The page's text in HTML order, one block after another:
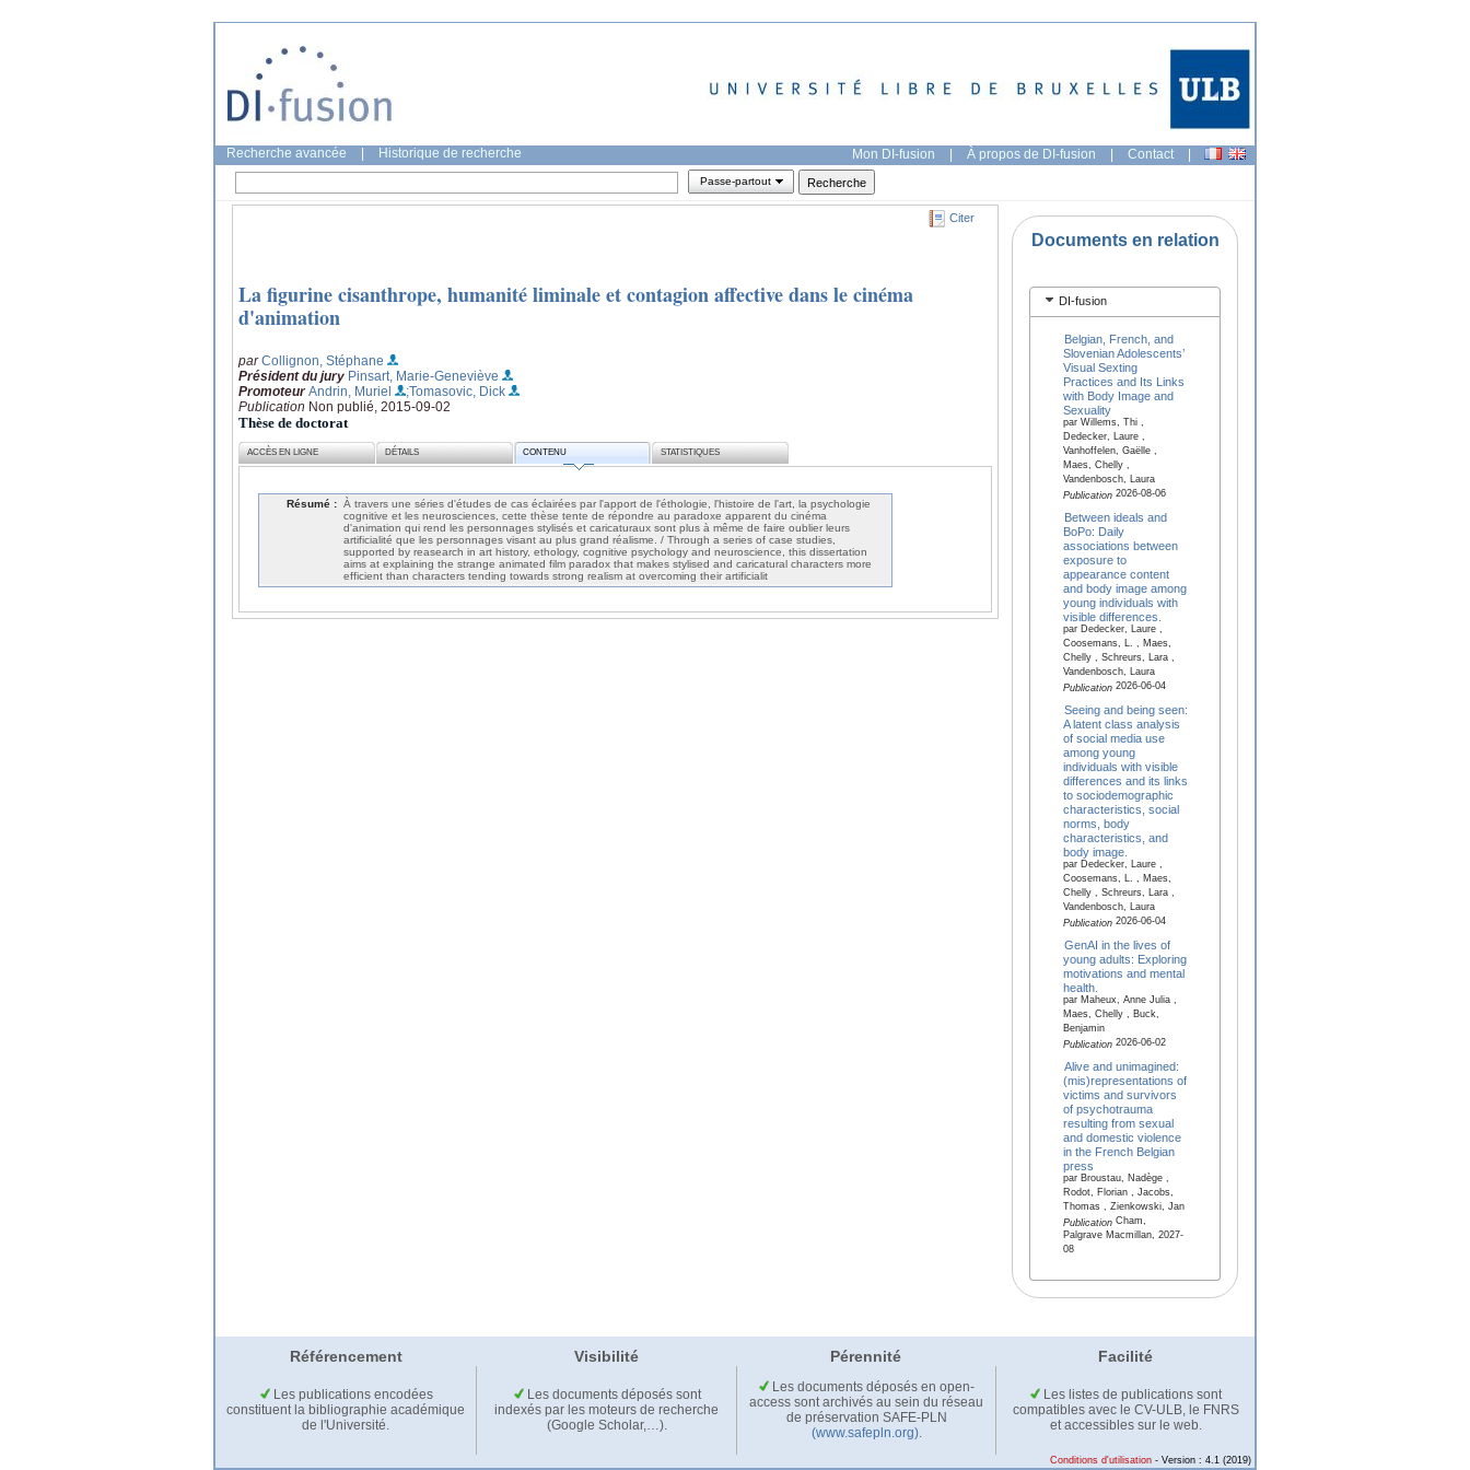
Recherche avancée Historique de recherche Mon DI-fusion | À propos de DI-fusion | Contact |
Passe-partout
Citer
La figurine cisanthrope, humanité liminale et contagion affective dans le cinéma
d'animation
parCollignon, Stéphane
Président du jury Pinsart, Marie-Geneviève
Promoteur Andrin, Muriel
;Tomasovic, Dick
Publication Non publié, 2015-09-02
Thèse de doctorat
ACCÈS EN LIGNE DÉTAILS CONTENU STATISTIQUES
Résumé : À travers une séries d'études de cas éclairées par l'apport de l'éthologie, l'histoire de l'art, la psychologie
cognitive et les neurosciences, cette thèse tente de répondre au paradoxe apparent du cinéma
d'animation qui rend les personnages stylisés et caricaturaux sont plus à même de faire oublier leurs
artificialité que les personnages visant au plus grand réalisme. / Through a series of case studies,
supported by reasearch in art history, ethology, cognitive psychology and neuroscience, this dissertation
aims at explaining the strange animated film paradox that makes stylised and caricatural characters more
efficient than characters tending towards strong realism at overcoming their artificialit
Documents en relation
DI-fusion
Belgian, French, and
Slovenian Adolescents’
Visual Sexting
Practices and Its Links
with Body Image and
Sexuality
par Willems, Thi ,
Dedecker, Laure ,
Vanhoffelen, Gaëlle ,
Maes, Chelly ,
Vandenbosch, Laura
Publication2026-08-06
Between ideals and
BoPo: Daily
associations between
exposure to
appearance content
and body image among
young individuals with
visible differences.
par Dedecker, Laure ,
Coosemans, L. , Maes,
Chelly , Schreurs, Lara ,
Vandenbosch, Laura
Publication2026-06-04
Seeing and being seen:
A latent class analysis
of social media use
among young
individuals with visible
differences and its links
to sociodemographic
characteristics, social
norms, body
characteristics, and
body image.
par Dedecker, Laure ,
Coosemans, L. , Maes,
Chelly , Schreurs, Lara ,
Vandenbosch, Laura
Publication2026-06-04
GenAI in the lives of
young adults: Exploring
motivations and mental
health.
par Maheux, Anne Julia ,
Maes, Chelly , Buck,
Benjamin
Publication2026-06-02
Alive and unimagined:
(mis)representations of
victims and survivors
of psychotrauma
resulting from sexual
and domestic violence
in the French Belgian
press
par Broustau, Nadège ,
Rodot, Florian , Jacobs,
Thomas , Zienkowski, Jan
PublicationCham,
Palgrave Macmillan, 2027-
08
Référencement Visibilité Pérennité Facilité
Les publications encodées
constituent la bibliographie académique
de l'Université.
Les documents déposés sont
indexés par les moteurs de recherche
(Google Scholar,…).
Les documents déposés en open-
access sont archivés au sein du réseau
de préservation SAFE-PLN
(www.safepln.org).
Les listes de publications sont
compatibles avec le CV-ULB, le FNRS
et accessibles sur le web.
Conditions d'utilisation - Version : 4.1 (2019)